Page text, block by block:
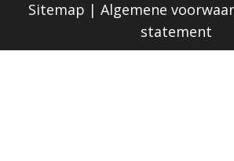
Sitemap | Algemene
statement